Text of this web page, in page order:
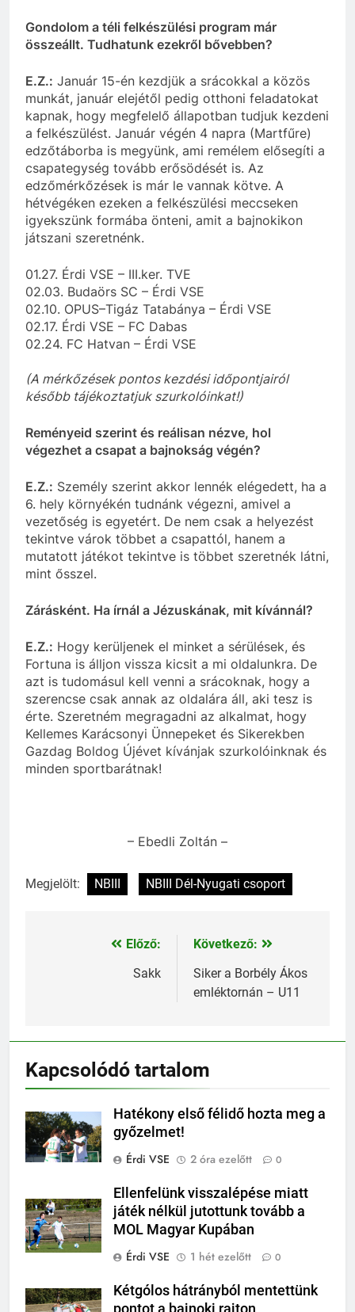
Gondolom a téli felkészülési program már
összeállt. Tudhatunk ezekről bővebben?
E.Z.: Január 15-én kezdjük a srácokkal a közös
munkát, január elejétől pedig otthoni feladatokat
kapnak, hogy megfelelő állapotban tudjuk kezdeni
a felkészülést. Január végén 4 napra (Martfűre)
edzőtáborba is megyünk, ami remélem elősegíti a
csapategység tovább erősödését is. Az
edzőmérkőzések is már le vannak kötve. A
hétvégéken ezeken a felkészülési meccseken
igyekszünk formába önteni, amit a bajnokikon
játszani szeretnénk.
01.27. Érdi VSE – III.ker. TVE
02.03. Budaörs SC – Érdi VSE
02.10. OPUS–Tigáz Tatabánya – Érdi VSE
02.17. Érdi VSE – FC Dabas
02.24. FC Hatvan – Érdi VSE
(A mérkőzések pontos kezdési időpontjairól
később tájékoztatjuk szurkolóinkat!)
Reményeid szerint és reálisan nézve, hol
végezhet a csapat a bajnokság végén?
E.Z.: Személy szerint akkor lennék elégedett, ha a
6. hely környékén tudnánk végezni, amivel a
vezetőség is egyetért. De nem csak a helyezést
tekintve várok többet a csapattól, hanem a
mutatott játékot tekintve is többet szeretnék látni,
mint ősszel.
Zárásként. Ha írnál a Jézuskának, mit kívánnál?
E.Z.: Hogy kerüljenek el minket a sérülések, és
Fortuna is álljon vissza kicsit a mi oldalunkra. De
azt is tudomásul kell venni a srácoknak, hogy a
szerencse csak annak az oldalára áll, aki tesz is
érte. Szeretném megragadni az alkalmat, hogy
Kellemes Karácsonyi Ünnepeket és Sikerekben
Gazdag Boldog Újévet kívánjak szurkolóinknak és
minden sportbarátnak!
– Ebedli Zoltán –
Megjelölt: NBIII NBIII Dél-Nyugati csoport
BejegyzésElőző:
Sakk
Következő:
Siker a Borbély Ákos
emléktornán – U11
Kapcsolódó tartalom
Hatékony első félidő hozta meg a
győzelmet!
Érdi VSE
2 óra ezelőtt 0
Ellenfelünk visszalépése miatt
játék nélkül jutottunk tovább a
MOL Magyar Kupában
Érdi VSE
1 hét ezelőtt 0
Kétgólos hátrányból mentettünk